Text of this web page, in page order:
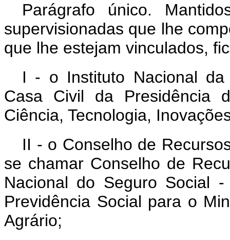
Parágrafo único.
supervisionadas que lhe
que lhe estejam vinculados,
I - o Instituto Nacional
Casa Civil da Presidência
Ciência, Tecnologia,
II - o Conselho de
se chamar Conselho de
Nacional do Seguro Social
Previdência Social para o
Agrário;